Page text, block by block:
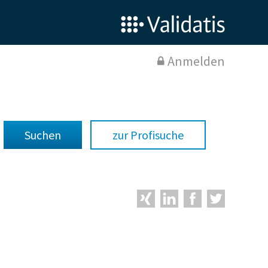
Anmelden
zur Profisuche